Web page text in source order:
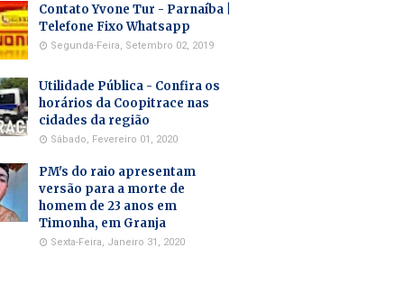
Contato Yvone Tur - Parnaíba |
Telefone Fixo Whatsapp
Segunda-Feira, Setembro 02, 2019
Utilidade Pública - Confira os
horários da Coopitrace nas
cidades da região
Sábado, Fevereiro 01, 2020
PM's do raio apresentam
versão para a morte de
homem de 23 anos em
Timonha, em Granja
Sexta-Feira, Janeiro 31, 2020